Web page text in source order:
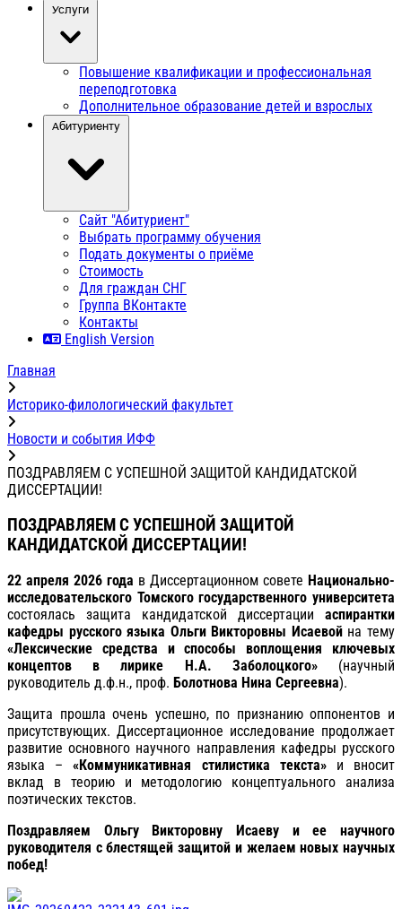
Услуги
Повышение квалификации и профессиональная
переподготовка
Дополнительное образование детей и взрослых
Абитуриенту
Сайт "Абитуриент"
Выбрать программу обучения
Подать документы о приёме
Стоимость
Для граждан СНГ
Группа ВКонтакте
Контакты
English Version
Главная
Историко-филологический факультет
Новости и события ИФФ
ПОЗДРАВЛЯЕМ С УСПЕШНОЙ ЗАЩИТОЙ КАНДИДАТСКОЙ
ДИССЕРТАЦИИ!
ПОЗДРАВЛЯЕМ С УСПЕШНОЙ ЗАЩИТОЙ
КАНДИДАТСКОЙ ДИССЕРТАЦИИ!
22 апреля 2026 года в Диссертационном совете Национально-
исследовательского Томского государственного университета
состоялась защита кандидатской диссертации аспирантки
кафедры русского языка Ольги Викторовны Исаевойна тему
«Лексические средства и способы воплощения ключевых
концептов в лирике Н.А. Заболоцкого»(научный
руководитель д.ф.н., проф. Болотнова Нина Сергеевна).
Защита прошла очень успешно, по признанию оппонентов и
присутствующих. Диссертационное исследование продолжает
развитие основного научного направления кафедры русского
языка –«Коммуникативная стилистика текста»и вносит
вклад в теорию и методологию концептуального анализа
поэтических текстов.
Поздравляем Ольгу Викторовну Исаеву и ее научного
руководителя с блестящей защитой и желаем новых научных
побед!